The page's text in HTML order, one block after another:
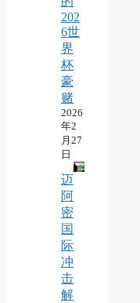
202
6世
界
杯
豪
赌
2026
年2
月27
日
迈
阿
密
国
际
冲
击
解